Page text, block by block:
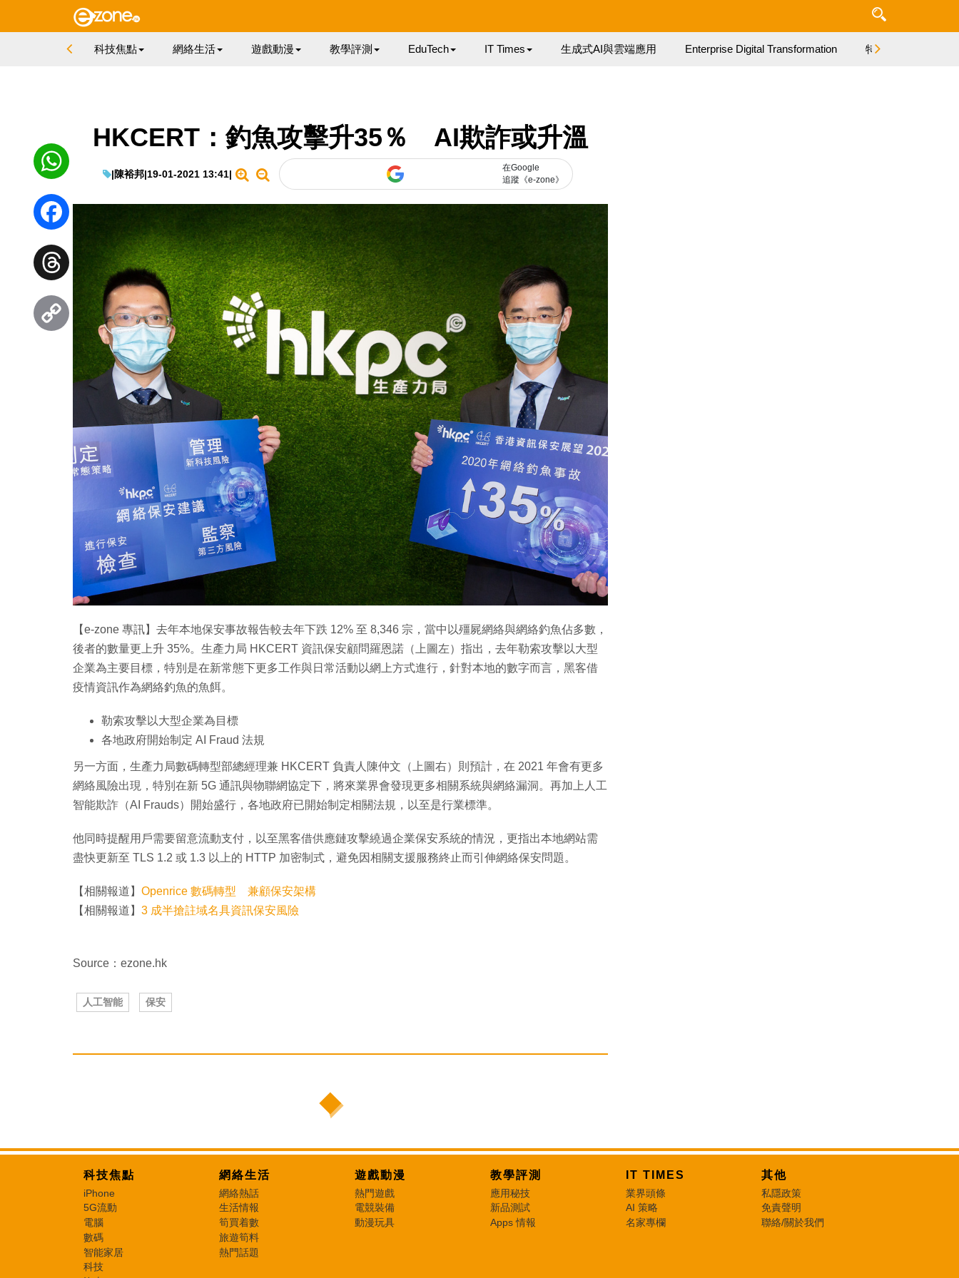
科技焦點 網絡生活 遊戲動漫 教學評測 EduTech IT Times 生成式AI與雲端應用 Enterprise Digital Transformation 特集
HKCERT：釣魚攻擊升35％ AI欺詐或升溫
|陳裕邦|19-01-2021 13:41|
在Google
追蹤《e-zone》
【e-zone 專訊】去年本地保安事故報告較去年下跌 12% 至 8,346 宗，當中以殭屍網絡與網絡釣魚佔多數，
後者的數量更上升 35%。生產力局 HKCERT 資訊保安顧問羅恩諾（上圖左）指出，去年勒索攻擊以大型
企業為主要目標，特別是在新常態下更多工作與日常活動以網上方式進行，針對本地的數字而言，黑客借
疫情資訊作為網絡釣魚的魚餌。
勒索攻擊以大型企業為目標
各地政府開始制定 AI Fraud 法規
另一方面，生產力局數碼轉型部總經理兼 HKCERT 負責人陳仲文（上圖右）則預計，在 2021 年會有更多
網絡風險出現，特別在新 5G 通訊與物聯網協定下，將來業界會發現更多相關系統與網絡漏洞。再加上人工
智能欺詐（AI Frauds）開始盛行，各地政府已開始制定相關法規，以至是行業標準。
他同時提醒用戶需要留意流動支付，以至黑客借供應鏈攻擊繞過企業保安系統的情況，更指出本地網站需
盡快更新至 TLS 1.2 或 1.3 以上的 HTTP 加密制式，避免因相關支援服務終止而引伸網絡保安問題。
【相關報道】 Openrice 數碼轉型 兼顧保安架構
【相關報道】 3 成半搶註域名具資訊保安風險
Source：ezone.hk
人工智能 保安
WhatsApp
Facebook
Threads
Link
科技焦點
iPhone
5G流動
電腦
數碼
智能家居
科技
網絡生活
網絡熱話
生活情報
筍買着數
旅遊筍料
熱門話題
遊戲動漫
熱門遊戲
電競裝備
動漫玩具
教學評測
應用秘技
新品測試
Apps 情報
IT TIMES
業界頭條
AI 策略
名家專欄
其他
私隱政策
免責聲明
聯絡/關於我們